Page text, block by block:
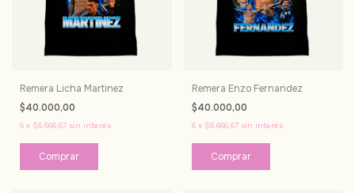
Remera Licha Martinez
$40.000,00
6 x $6.666,67 sin interés
Comprar
Remera Enzo Fernandez
$40.000,00
6 x $6.666,67 sin interés
Comprar